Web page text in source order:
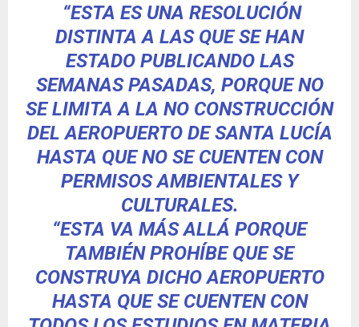
“ESTA ES UNA RESOLUCIÓN
DISTINTA A LAS QUE SE HAN
ESTADO PUBLICANDO LAS
SEMANAS PASADAS, PORQUE NO
SE LIMITA A LA NO CONSTRUCCIÓN
DEL AEROPUERTO DE SANTA LUCÍA
HASTA QUE NO SE CUENTEN CON
PERMISOS AMBIENTALES Y
CULTURALES.
“ESTA VA MÁS ALLÁ PORQUE
TAMBIÉN PROHÍBE QUE SE
CONSTRUYA DICHO AEROPUERTO
HASTA QUE SE CUENTEN CON